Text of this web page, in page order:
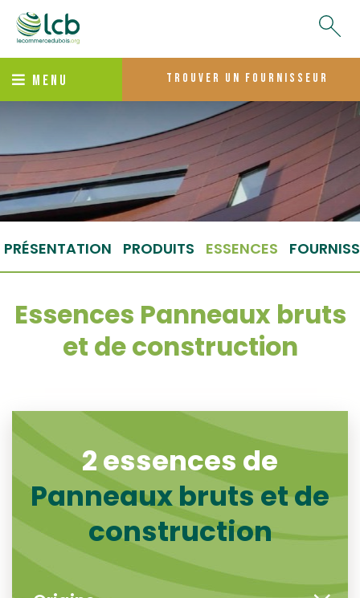
MENU trouver un fournisseur
PRÉSENTATION PRODUITS ESSENCES
Essences Panneaux bruts
et de construction
2 essences de
Panneaux bruts et de
construction